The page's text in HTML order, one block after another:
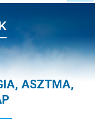
ASZTMA,